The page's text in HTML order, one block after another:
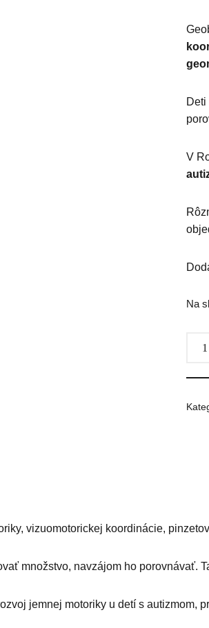
V
Na
vizuomotorickej koordinácie,
množstvo, navzájom ho porovnávať.
jemnej motoriky u detí s autizmom,